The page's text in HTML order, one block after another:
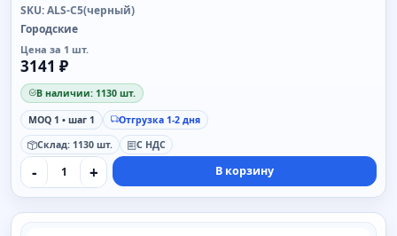
SKU: ALS-C5(черный)
Городские
Цена за 1 шт.
3141 ₽
В наличии: 1130 шт.
MOQ 1 • шаг 1
Отгрузка 1-2 дня
Склад: 1130 шт.
С НДС
- + В корзину
SAIMAA